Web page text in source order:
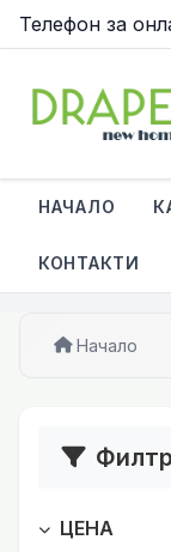
Телефон за
НАЧАЛО
КОНТАКТИ
Начало
ЦЕНА